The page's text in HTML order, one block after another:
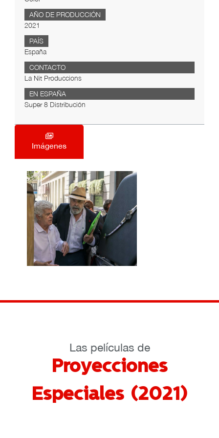
AÑO DE PRODUCCIÓN
2021
PAÍS
España
CONTACTO
La Nit Produccions
EN ESPAÑA
Super 8 Distribución
Imágenes
Las películas de
Proyecciones
Especiales (2021)